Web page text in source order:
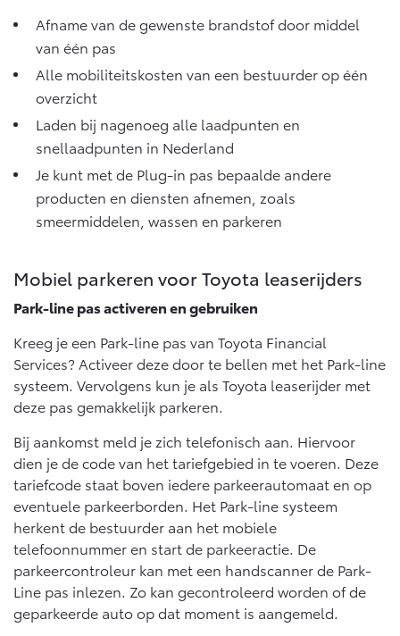
Afname van de gewenste brandstof door middel
van één pas
Alle mobiliteitskosten van een bestuurder op één
overzicht
Laden bij nagenoeg alle laadpunten en
snellaadpunten in Nederland
Je kunt met de Plug-in pas bepaalde andere
producten en diensten afnemen, zoals
smeermiddelen, wassen en parkeren
Mobiel parkeren voor Toyota leaserijders
Park-line pas activeren en gebruiken
Kreeg je een Park-line pas van Toyota Financial
Services? Activeer deze door te bellen met het Park-line
systeem. Vervolgens kun je als Toyota leaserijder met
deze pas gemakkelijk parkeren.
Bij aankomst meld je zich telefonisch aan. Hiervoor
dien je de code van het tariefgebied in te voeren. Deze
tariefcode staat boven iedere parkeerautomaat en op
eventuele parkeerborden. Het Park-line systeem
herkent de bestuurder aan het mobiele
telefoonnummer en start de parkeeractie. De
parkeercontroleur kan met een handscanner de Park-
Line pas inlezen. Zo kan gecontroleerd worden of de
geparkeerde auto op dat moment is aangemeld.